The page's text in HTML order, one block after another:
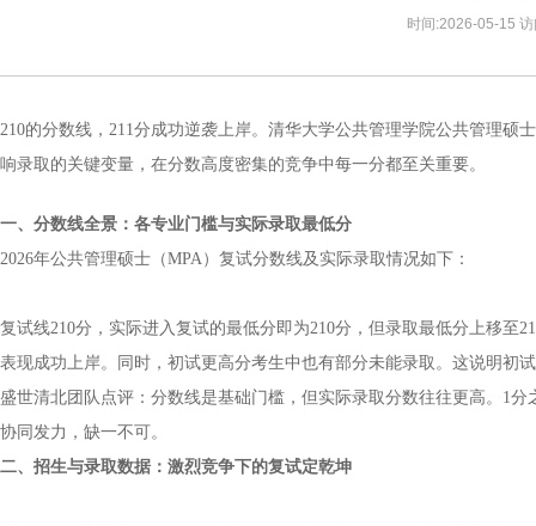
时间:2026-05-15
210的分数线，211分成功逆袭上岸。清华大学公共管理学院公共管理硕
响录取的关键变量，在分数高度密集的竞争中每一分都至关重要。
一、分数线全景：各专业门槛与实际录取最低分
2026年公共管理硕士（MPA）复试分数线及实际录取情况如下：
复试线210分，实际进入复试的最低分即为210分，但录取最低分上移至
表现成功上岸。同时，初试更高分考生中也有部分未能录取。这说明初
盛世清北团队点评：分数线是基础门槛，但实际录取分数往往更高。1
协同发力，缺一不可。
二、招生与录取数据：激烈竞争下的复试定乾坤